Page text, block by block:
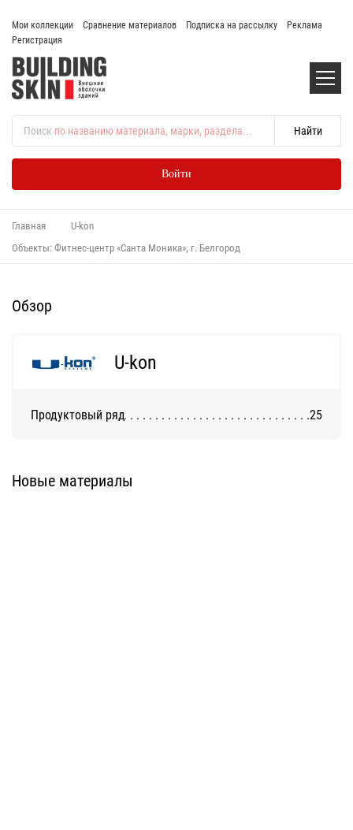
Мои коллекции Сравнение материалов Подписка на рассылку
Реклама
Регистрация
Поиск по названию материала, марки, раздела...
Войти
Главная
U-kon
Объекты: Фитнес-центр «Санта Моника», г. Белгород
Обзор
U-kon
Продуктовый ряд 25
Новые материалы